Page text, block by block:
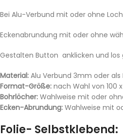
Bei Alu-Verbund mit oder ohne
Eckenabrundung mit oder ohne
Gestalten Button anklicken und los
Material: Alu Verbund 3mm oder als
Format-Größe: nach Wahl von 100
Bohrlöcher: Wahlweise mit oder
Ecken-Abrundung: Wahlweise mit
Folie- Selbstklebend: